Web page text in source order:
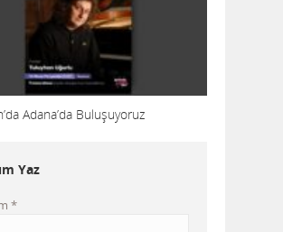
Adana’da Buluşuyoruz
Yaz
*